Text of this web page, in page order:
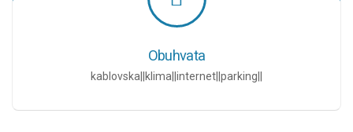
Obuhvata
kablovska||klima||internet||parking||